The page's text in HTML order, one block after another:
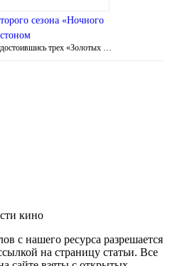
сезона «Ночного
трех «Золотых …
кино
с нашего ресурса разрешается
на страницу статьи. Все